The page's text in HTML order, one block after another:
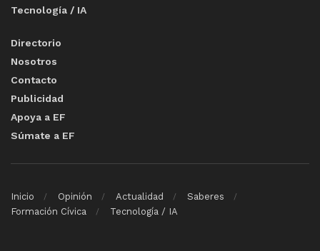
Tecnología / IA
Directorio
Nosotros
Contacto
Publicidad
Apoya a EF
Súmate a EF
Inicio Opinión Actualidad
Saberes
Formación Cívica
Tecnología / IA